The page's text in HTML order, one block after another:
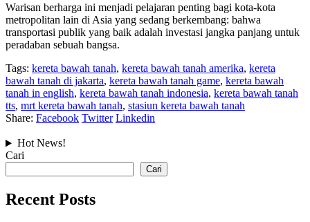
Warisan berharga ini menjadi pelajaran penting bagi kota-kota
metropolitan lain di Asia yang sedang berkembang: bahwa
transportasi publik yang baik adalah investasi jangka panjang untuk
peradaban sebuah bangsa.
Tags: kereta bawah tanah, kereta bawah tanah amerika, kereta
bawah tanah di jakarta, kereta bawah tanah game, kereta bawah
tanah in english, kereta bawah tanah indonesia, kereta bawah tanah
tts, mrt kereta bawah tanah, stasiun kereta bawah tanah
Share: Facebook Twitter Linkedin
Hot News!
Cari
Cari
Recent Posts